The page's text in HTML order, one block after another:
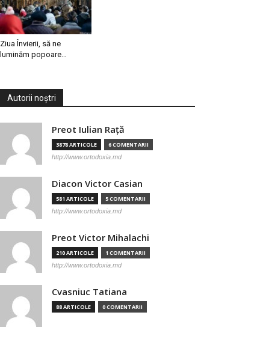
Ziua Învierii, să ne
luminăm popoare…
Autorii noștri
Preot Iulian Raţă
3878 ARTICOLE 6 COMENTARII
http://www.ortodoxia.md
Diacon Victor Casian
581 ARTICOLE 5 COMENTARII
http://www.ortodoxia.md
Preot Victor Mihalachi
210 ARTICOLE 1 COMENTARII
http://www.ortodoxia.md
Cvasniuc Tatiana
88 ARTICOLE 0 COMENTARII